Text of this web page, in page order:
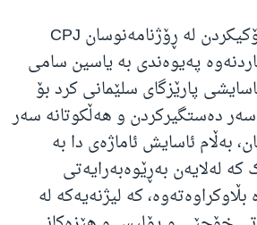
کاتێک کۆمیتەی داکۆکیکردن لە ڕۆژنامەنوسان CPJ
پەیوەندی بە یاسین سامی
پارێزگای سلێمانی کرد بۆ
دەستگیرکردن و هەڵکوتانە سەر
بەڵام ئاسایش ئاماژەی دا بە
لەلایەن بەڕێوەبەرایەتی
کە لیژنەیەکە لە